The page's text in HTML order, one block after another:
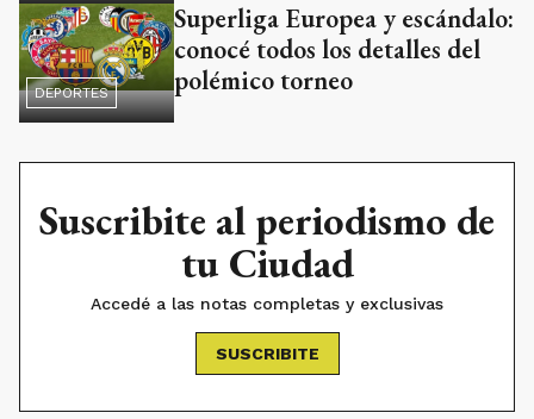
DEPORTES
Superliga Europea y escándalo:
conocé todos los detalles del
polémico torneo
Suscribite al periodismo de
tu Ciudad
Accedé a las notas completas y exclusivas
SUSCRIBITE